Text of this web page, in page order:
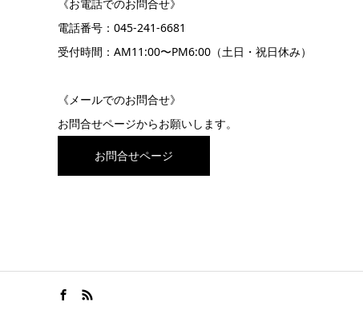
《お電話でのお問合せ》
電話番号： 045-241-6681
受付時間：AM11:00〜PM6:00（土日・祝日休み）
《メールでのお問合せ》
お問合せページからお願いします。
お問合せページ